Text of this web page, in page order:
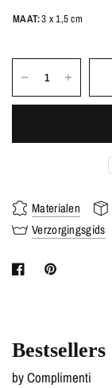
MAAT:3 x 1,5 cm
Materialen
Verzorgingsgids
Bestsellers
by Complimenti